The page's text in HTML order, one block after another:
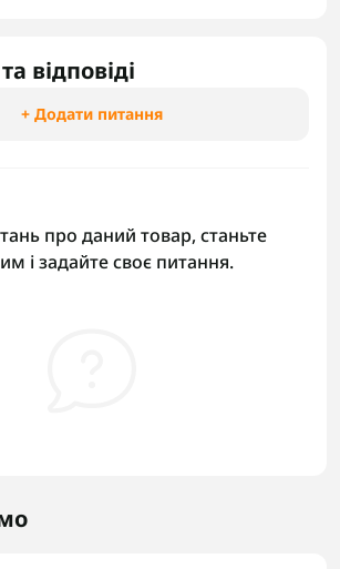
відповіді
+ Додати питання
про даний товар, станьте
і задайте своє питання.